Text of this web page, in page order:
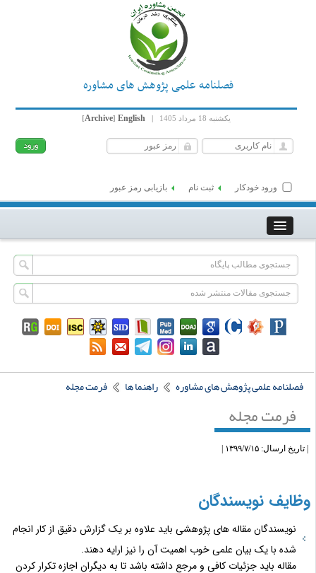
فصلنامه علمی پژوهش های مشاوره
یکشنبه 18 مرداد 1405 |
English
[Archive]
ورود خودکار ثبت نام بازیابی رمز عبور
فصلنامه علمی پژوهش های مشاوره راهنما ها فرمت مجله
فرمت مجله
ارسال: ۱۳۹۹/۷/۱۵ |
نویسندگان
نویسندگان مقاله های پژوهشی باید علاوه بر یک گزارش دقیق از کار انجام
شده با یک بیان علمی خوب اهمیت آن را نیز ارایه دهند.
مقاله باید جزئیات کافی و مرجع داشته باشد تا به دیگران اجازه تکرار کردن